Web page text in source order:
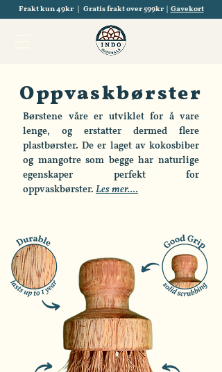
Frakt kun 49kr | Gratis frakt over 599kr | Gavekort
Oppvaskbørster
Børstene våre er utviklet for å vare
lenge, og erstatter dermed flere
plastbørster. De er laget av kokosbiber
og mangotre som begge har naturlige
egenskaper perfekt for
oppvaskbørster. Les mer....